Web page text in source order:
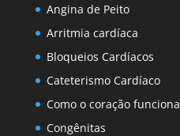
Angina de Peito
Arritmia cardíaca
Bloqueios Cardíacos
Cateterismo Cardíaco
Como o coração funciona
Congênitas